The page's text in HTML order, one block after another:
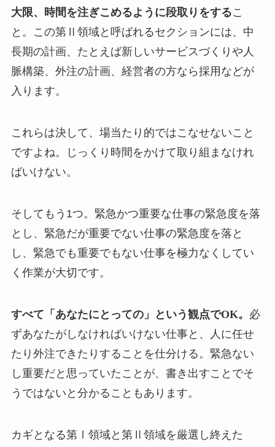
大限、時間を注ぎこめるように段取りをするこ
と。この第Ⅱ領域と呼ばれるセクションには、中
長期の計画、たとえば新しいサービスづくりや人
脈構築、外注の計画、経営者の方なら採用などが
入ります。
これらは決して、場当たり的ではこなせないこと
ですよね。じっくり時間をかけて取り組まなけれ
ばいけない。
そしてもう1つ。緊急かつ重要な仕事の緊急度を落
とし、緊急だが重要でない仕事の緊急度を落と
し、緊急でも重要でもない仕事を極力なくしてい
く作業が大切です。
すべて「あなたにとっての」という観点でOK。 必
ずあなたがしなければいけない仕事と、人に任せ
たり外注できたりすることを仕分ける。緊急ない
し重要だと思っていたことが、書き出すことでそ
うではないと分かることもあります。
カギとなる第Ⅰ領域と第Ⅱ領域を厳選し終えた